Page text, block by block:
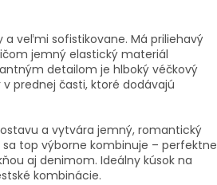
a veľmi sofistikovane. Má priliehavý
jemný elastický materiál
detailom je hlboký véčkový
prednej časti, ktoré dodávajú
a vytvára jemný, romantický
top výborne kombinuje – perfektne
aj denimom. Ideálny kúsok na
kombinácie.